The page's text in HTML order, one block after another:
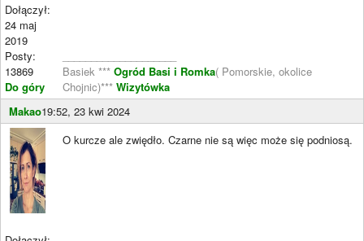
Dołączył:
24 maj
2019
Posty:
13869
Do góry
Basiek *** Ogród Basi i Romka( Pomorskie, okolice
Chojnic)*** Wizytówka
Makao19:52, 23 kwi 2024
O kurcze ale zwiędło. Czarne nie są więc może się podniosą.